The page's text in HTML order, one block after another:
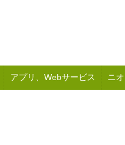
アプリ、Webサービス ニ